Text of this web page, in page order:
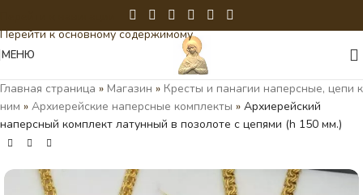
Перейти к основному содержимому
МЕНЮ
Главная страница » Магазин » Кресты и панагии наперсные, цепи к
ним » Архиерейские наперсные комплекты » Архиерейский
наперсный комплект латунный в позолоте с цепями (h 150 мм.)